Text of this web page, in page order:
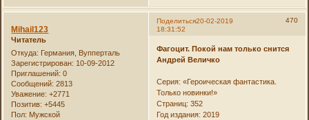
Поделиться 470
20-02-2019
18:31:52
Mihail123
Читатель
Откуда: Германия, Вупперталь
Зарегистрирован: 10-09-2012
Приглашений: 0
Сообщений: 2813
Уважение: +2771
Позитив: +5445
Пол: Мужской
Фагоцит. Покой нам только снится
Андрей Величко
Серия: «Героическая фантастика.
Только новинки!»
Страниц: 352
Год издания: 2019